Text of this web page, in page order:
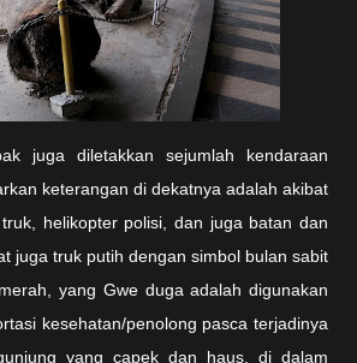
juga diletakkan sejumlah kendaraan
keterangan di dekatnya adalah akibat
helikopter polisi, dan juga batan dan
juga truk putih dengan simbol bulan sabit
yang Gwe duga adalah digunakan
kesehatan/penolong pasca terjadinya
yang capek dan haus, di dalam